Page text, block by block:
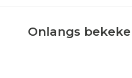
Onlangs